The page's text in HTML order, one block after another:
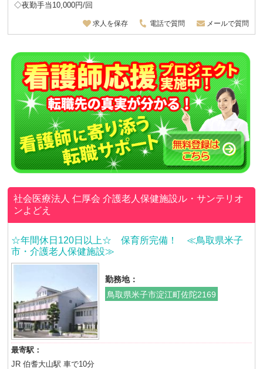
◇夜勤手当10,000円/回
求人を保存 電話で質問 メールで質問
社会医療法人 仁厚会介護老人保健施設ル・サンテリオ
ンよどえ
☆年間休日120日以上☆ 保育所完備！ ≪鳥取県米子
市・介護老人保健施設≫
勤務地：
鳥取県米子市淀江町佐陀2169
最寄駅：
JR 伯耆大山駅 車で10分